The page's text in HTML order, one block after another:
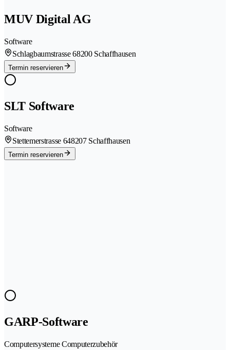
MUV Digital AG
Software
Schlagbaumstrasse 68200 Schaffhausen
Termin reservieren
SLT Software
Software
Stettemerstrasse 648207 Schaffhausen
Termin reservieren
GARP-Software
Computersysteme Computerzubehör